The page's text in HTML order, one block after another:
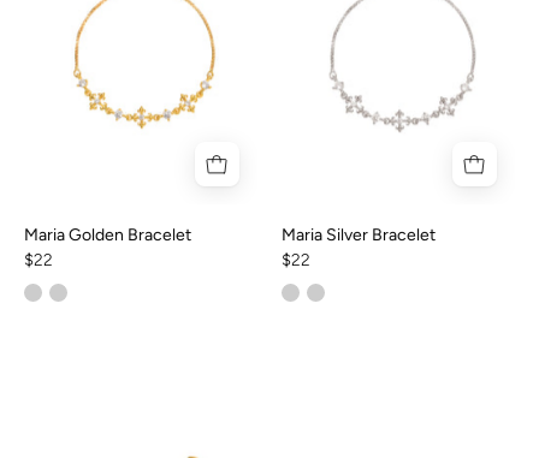
Maria Golden Bracelet
$22
Maria Silver Bracelet
$22